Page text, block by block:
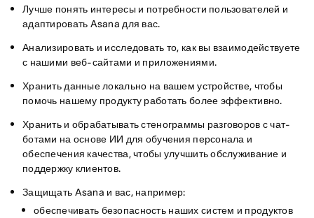
Лучше понять интересы и потребности пользователей и
адаптировать Asana для вас.
Анализировать и исследовать то, как вы взаимодействуете
с нашими веб-сайтами и приложениями.
Хранить данные локально на вашем устройстве, чтобы
помочь нашему продукту работать более эффективно.
Хранить и обрабатывать стенограммы разговоров с чат-
ботами на основе ИИ для обучения персонала и
обеспечения качества, чтобы улучшить обслуживание и
поддержку клиентов.
Защищать Asana и вас, например:
обеспечивать безопасность наших систем и продуктов